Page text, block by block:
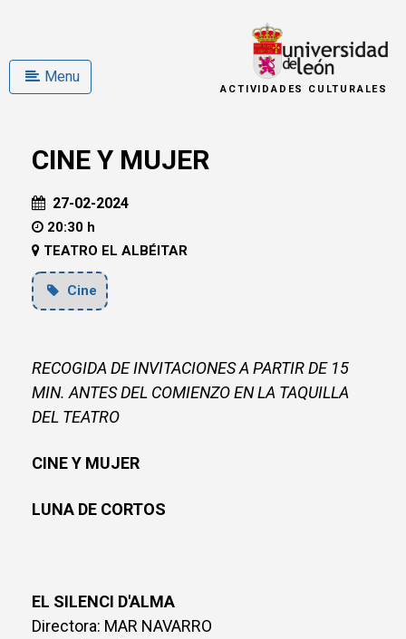
Menu
ACTIVIDADES CULTURALES
CINE Y MUJER
27-02-2024
20:30 h
TEATRO EL ALBÉITAR
Cine
RECOGIDA DE INVITACIONES A PARTIR DE 15
MIN. ANTES DEL COMIENZO EN LA TAQUILLA
DEL TEATRO
CINE Y MUJER
LUNA DE CORTOS
EL SILENCI D'ALMA
Directora: MAR NAVARRO